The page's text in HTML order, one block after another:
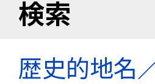
検索
歴史的地名